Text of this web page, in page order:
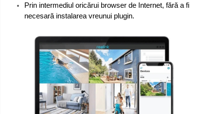
Prin intermediul oricărui browser de Internet, fără a fi
necesară instalarea vreunui plugin.